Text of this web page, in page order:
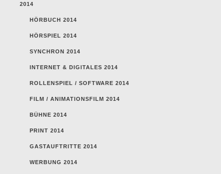
2014
HÖRBUCH 2014
HÖRSPIEL 2014
SYNCHRON 2014
INTERNET & DIGITALES 2014
ROLLENSPIEL / SOFTWARE 2014
FILM / ANIMATIONSFILM 2014
BÜHNE 2014
PRINT 2014
GASTAUFTRITTE 2014
WERBUNG 2014